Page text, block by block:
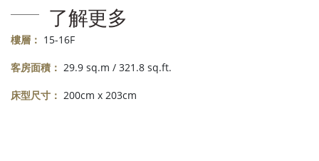
了解更多
樓層： 15-16F
客房面積： 29.9 sq.m / 321.8 sq.ft.
床型尺寸： 200cm x 203cm